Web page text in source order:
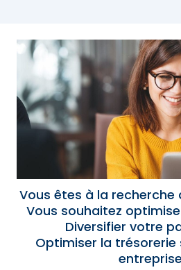
Vous êtes à la recherche
Vous souhaitez
Diversifier votre
Optimiser la